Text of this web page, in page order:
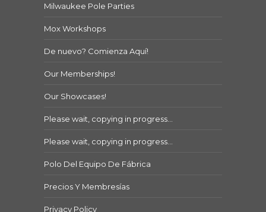
Milwaukee Pole Parties
Mox Workshops
De nuevo? Comienza Aquí!
Our Memberships!
Our Showcases!
Please wait, copying in progress…
Please wait, copying in progress…
Polo Del Equipo De Fábrica
Precios Y Membresías
Privacy Policy